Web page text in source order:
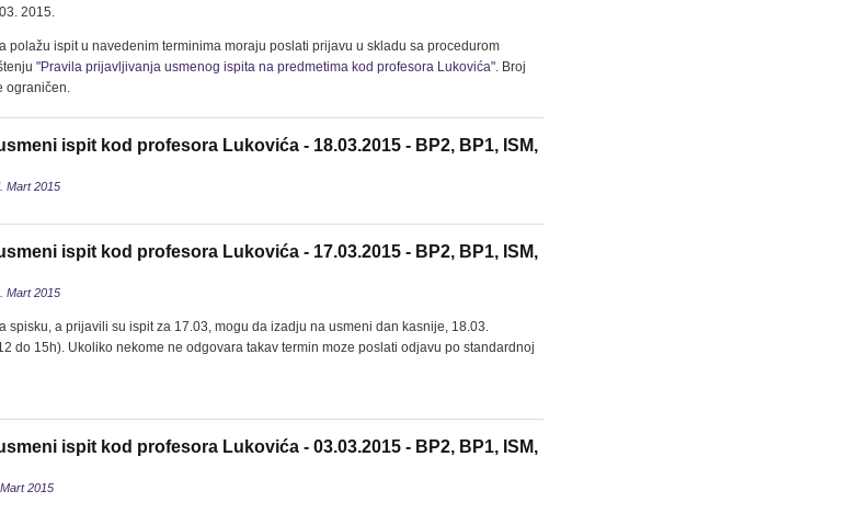
2015.
polažu ispit u navedenim terminima moraju poslati prijavu u skladu sa procedurom
"Pravila prijavljivanja usmenog ispita na predmetima kod profesora Lukovića". Broj
ograničen.
ispit kod profesora Lukovića - 18.03.2015 - BP2, BP1, ISM,
Mart 2015
ispit kod profesora Lukovića - 17.03.2015 - BP2, BP1, ISM,
Mart 2015
spisku, a prijavili su ispit za 17.03, mogu da izadju na usmeni dan kasnije, 18.03.
do 15h). Ukoliko nekome ne odgovara takav termin moze poslati odjavu po standardnoj
ispit kod profesora Lukovića - 03.03.2015 - BP2, BP1, ISM,
2015